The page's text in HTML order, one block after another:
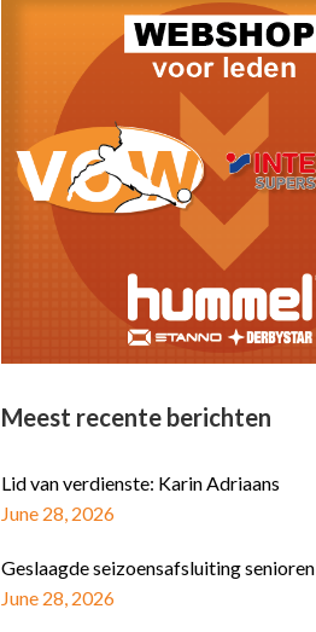
Meest recente berichten
Lid van verdienste: Karin Adriaans
June 28, 2026
Geslaagde seizoensafsluiting senioren
June 28, 2026